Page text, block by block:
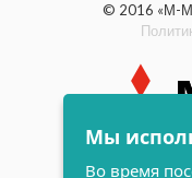
© 2016 «М-
Мы
Во время